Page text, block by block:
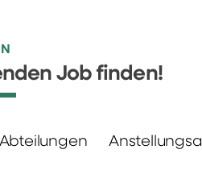
Job finden!
Abteilungen